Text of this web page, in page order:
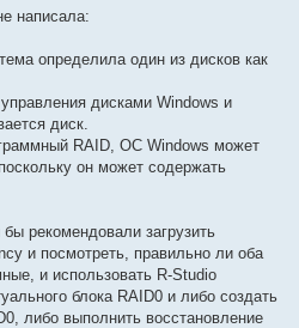
написала:
определила один из дисков как
дисками Windows и
диск.
RAID, ОС Windows может
он может содержать
рекомендовали загрузить
и посмотреть, правильно ли оба
и использовать R-Studio
блока RAID0 и либо создать
либо выполнить восстановление